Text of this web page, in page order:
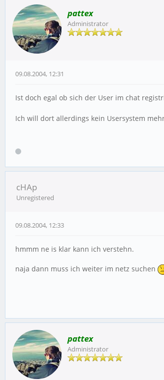
pattex
Administrator
09.08.2004, 12:31
Ist doch egal ob sich der User im chat
Ich will dort allerdings kein Usersystem
cHAp
Unregistered
09.08.2004, 12:33
hmmm ne is klar kann ich verstehn.
naja dann muss ich weiter im netz suchen
pattex
Administrator